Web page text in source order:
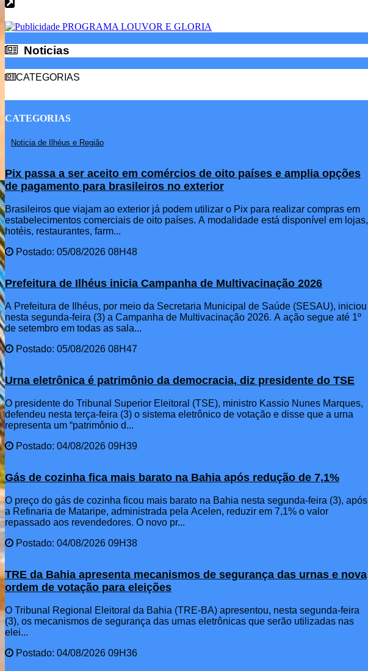
Noticias
CATEGORIAS
CATEGORIAS
Noticia de Ilhéus e Região
Pix passa a ser aceito em comércios de oito países e amplia opções
de pagamento para brasileiros no exterior
Brasileiros que viajam ao exterior já podem utilizar o Pix para realizar compras em
estabelecimentos comerciais de oito países. A modalidade está disponível em lojas,
hotéis, restaurantes, farm...
Postado: 05/08/2026 08H48
Prefeitura de Ilhéus inicia Campanha de Multivacinação 2026
A Prefeitura de Ilhéus, por meio da Secretaria Municipal de Saúde (SESAU), iniciou
nesta segunda-feira (3) a Campanha de Multivacinação 2026. A ação segue até 1º
de setembro em todas as sala...
Postado: 05/08/2026 08H47
Urna eletrônica é patrimônio da democracia, diz presidente do TSE
O presidente do Tribunal Superior Eleitoral (TSE), ministro Kassio Nunes Marques,
defendeu nesta terça-feira (3) o sistema eletrônico de votação e disse que a urna
representa um “patrimônio d...
Postado: 04/08/2026 09H39
Gás de cozinha fica mais barato na Bahia após redução de 7,1%
O preço do gás de cozinha ficou mais barato na Bahia nesta segunda-feira (3), após
a Refinaria de Mataripe, administrada pela Acelen, reduzir em 7,1% o valor
repassado aos revendedores. O novo pr...
Postado: 04/08/2026 09H38
TRE da Bahia apresenta mecanismos de segurança das urnas e nova
ordem de votação para eleições
O Tribunal Regional Eleitoral da Bahia (TRE-BA) apresentou, nesta segunda-feira
(3), os mecanismos de segurança das urnas eletrônicas que serão utilizadas nas
elei...
Postado: 04/08/2026 09H36